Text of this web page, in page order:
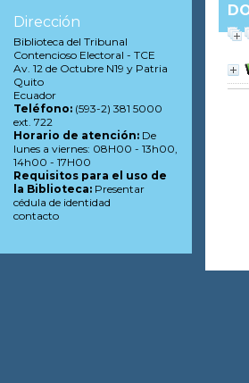
Dirección
Biblioteca del Tribunal
Contencioso Electoral - TCE
Av. 12 de Octubre N19 y Patria
Quito
Ecuador
Teléfono: (593-2) 381 5000
ext. 722
Horario de atención: De
lunes a viernes: 08H00 - 13h00,
14h00 - 17H00
Requisitos para el uso de
la Biblioteca: Presentar
cédula de identidad
contacto